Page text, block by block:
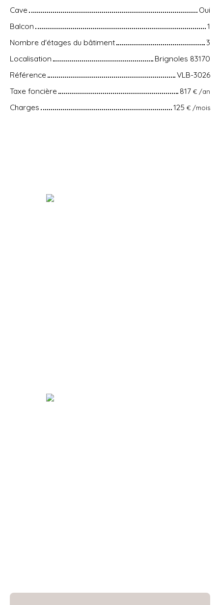
Cave
Oui
Balcon
1
Nombre d'étages du bâtiment
3
Localisation
Brignoles 83170
Référence
VLB-3026
Taxe foncière
817 € /an
Charges 125 € /mois